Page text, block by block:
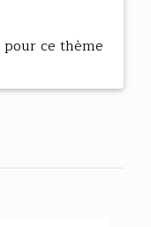
pour ce thème